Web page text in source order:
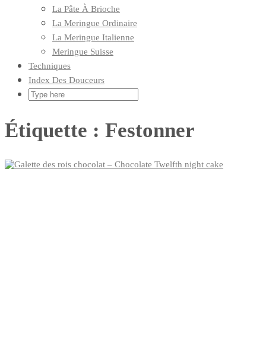
La Pâte À Brioche
La Meringue Ordinaire
La Meringue Italienne
Meringue Suisse
Techniques
Index Des Douceurs
Étiquette : Festonner